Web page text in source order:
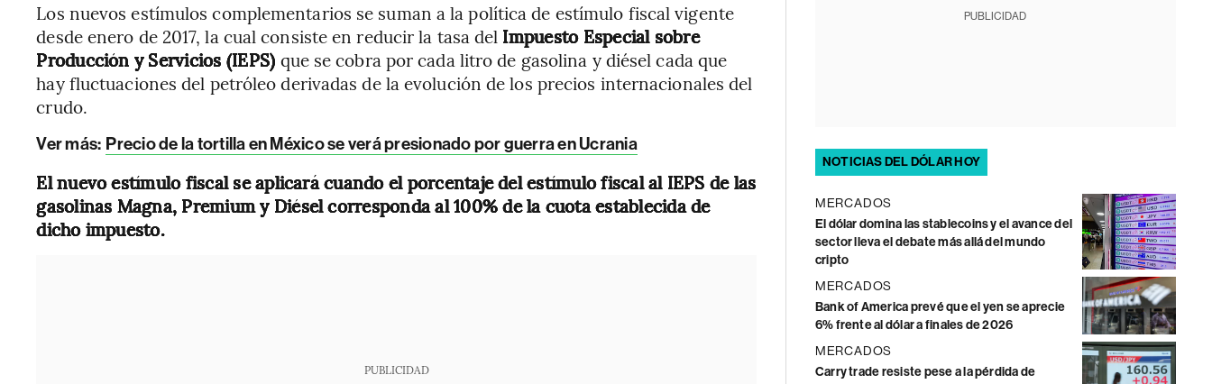
Los nuevos estímulos complementarios se suman a la política de estímulo fiscal vigente
desde enero de 2017, la cual consiste en reducir la tasa del Impuesto Especial sobre
Producción y Servicios (IEPS) que se cobra por cada litro de gasolina y diésel cada que
hay fluctuaciones del petróleo derivadas de la evolución de los precios internacionales del
crudo.
Ver más: Precio de la tortilla en México se verá presionado por guerra en Ucrania
El nuevo estímulo fiscal se aplicará cuando el porcentaje del estímulo fiscal al IEPS de las
gasolinas Magna, Premium y Diésel corresponda al 100% de la cuota establecida de
dicho impuesto.
PUBLICIDAD
PUBLICIDAD
NOTICIAS DEL DÓLAR HOY
MERCADOS
El dólar domina las stablecoins y el avance del
sector lleva el debate más allá del mundo
cripto
MERCADOS
Bank of America prevé que el yen se aprecie
6% frente al dólar a finales de 2026
MERCADOS
Carry trade resiste pese a la pérdida de